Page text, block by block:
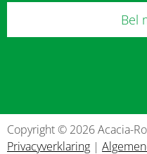
Bel
Copyright © 2026 Acacia-
Privacyverklaring |